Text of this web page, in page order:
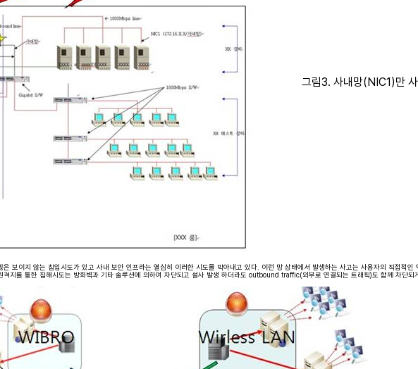
그림3. 사내망(NIC1)만
은 보이지 않는 침입시도가 있고 사내 보안 인프라는 열심히 이러한 시도를 막아내고 있다. 이런 망 상태에서 발생하는 사고는 사용자의 직접적
격지를 통한 침해시도는 방화벽과 기타 솔루션에 의하여 차단되고 설사 발생 하더라도 outbound traffic(외부로 연결되는 트래픽)도 함께 차단되